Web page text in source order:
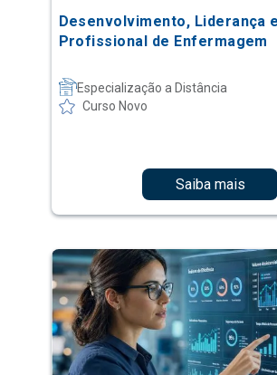
Desenvolvimento, Liderança
Profissional de Enfermagem
Especialização a Distância
Curso Novo
Saiba mais